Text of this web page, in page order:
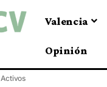
Valencia
Opinión
Activos